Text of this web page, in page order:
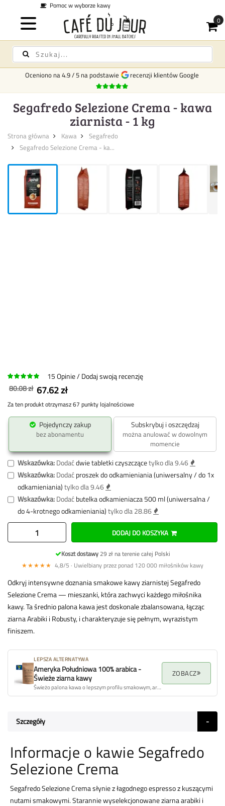
Koszt dostawy
Oceniono na4.9/5 na podstawie recenzji klientów Google
Segafredo Selezione Crema - kawa
ziarnista - 1 kg
Strona główna Kawa
Segafredo
Segafredo Selezione Crema - ka...
15Opinie
Dodaj swoją recenzję
80.08 zł 67.62 zł
Za ten produkt otrzymasz 67 punkty lojalnościowe
Pojedynczy zakup
bez abonamentu
Subskrybuj i oszczędzaj
można anulować w dowolnym
momencie
Wskazówka:Dodaćdwie tabletki czyszczącetylko dla 9.46
Wskazówka:Dodaćproszek do odkamieniania (uniwersalny / do 1x
odkamieniania)tylko dla 9.46
Wskazówka:Dodaćbutelka odkamieniacza 500 ml (uniwersalna /
do 4-krotnego odkamieniania)tylko dla 28.86
DODAJ DO KOSZYKA
Koszt dostawy29 zł na terenie całej Polski
★★★★★ 4,8/5 · Uwielbiany przez ponad 120 000 miłośników kawy
Odkryj intensywne doznania smakowe kawy ziarnistej Segafredo
Selezione Crema — mieszanki, która zachwyci każdego miłośnika
kawy. Ta średnio palona kawa jest doskonale zbalansowana, łącząc
ziarna Arabiki i Robusty, i charakteryzuje się pełnym, wyrazistym
finiszem.
LEPSZA ALTERNATYWA
Ameryka Południowa 100% arabica -
Świeże ziarna kawy
Świeżo palona kawa o lepszym profilu smakowym, aromacie i ogólnej jakości.
ZOBACZ
Szczegóły
Informacje o kawie Segafredo
Selezione Crema
Segafredo Selezione Crema słynie z łagodnego espresso z kuszącymi
nutami smakowymi. Starannie wyselekcjonowane ziarna arabiki i